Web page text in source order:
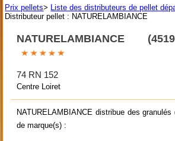
Prix pellets> Liste des distributeurs de pellet
Distributeur pellet : NATURELAMBIANCE
NATURELAMBIANCE
74 RN 152
Centre Loiret
NATURELAMBIANCE distribue des
de marque(s) :